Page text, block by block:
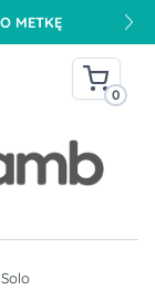
METKĘ
0
Solo